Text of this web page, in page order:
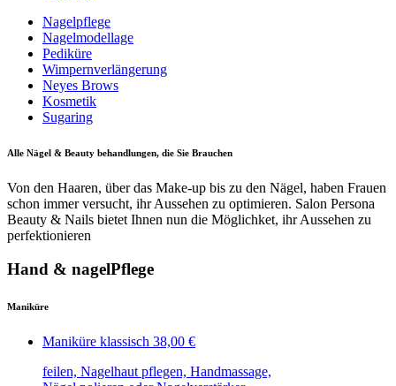
Nagelpflege
Nagelmodellage
Pediküre
Wimpernverlängerung
Neyes Brows
Kosmetik
Sugaring
Alle Nägel & Beauty behandlungen, die Sie Brauchen
Von den Haaren, über das Make-up bis zu den Nägel, haben Frauen
schon immer versucht, ihr Aussehen zu optimieren. Salon Persona
Beauty & Nails bietet Ihnen nun die Möglichket, ihr Aussehen zu
perfektionieren
Hand & nagelPflege
Maniküre
Maniküre klassisch 38,00 €
feilen, Nagelhaut pflegen, Handmassage,